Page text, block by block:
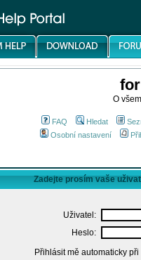
O
FAQ Hledat
Osobní nastavení
Zadejte prosím vaše
Uživatel:
Heslo:
Přihlásit mě automaticky